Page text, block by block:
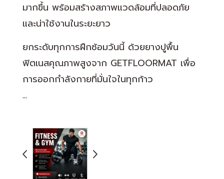
มากขึ้น พร้อมสร้างสภาพแวดล้อมที่ปลอดภัย
และน่าใช้งานในระยะยาว
ยกระดับทุกการฝึกซ้อมวันนี้ ด้วยยางปูพื้น
ฟิตเนสคุณภาพสูงจาก GETFLOORMAT เพื่อ
การออกกำลังกายที่มั่นใจในทุกก้าว
```